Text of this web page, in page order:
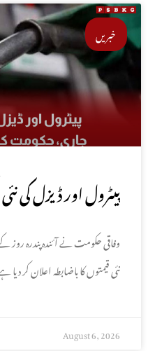
خبریں
پیٹرول اور ڈیزل کی
کا باضابطہ اعلان
وفاقی حکومت نے آئندہ پندرہ روز
نئی قیمتوں کا باضابطہ اعلان کر
August 6, 2026